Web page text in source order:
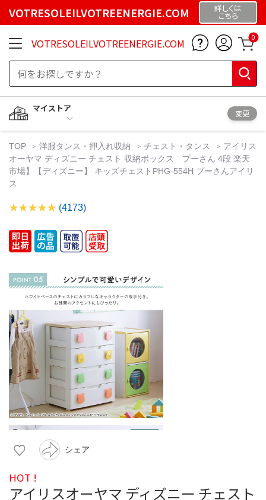
VOTRESOLEILVOTREENERGIE.COM 詳しくは
こちら
VOTRESOLEILVOTREENERGIE.COM 0
マイストア
変更
TOP 洋服タンス・押入れ収納 チェスト・タンス
アイリス
オーヤマ ディズニー チェスト 収納ボックス プーさん 4段 楽天
市場】【ディズニー】 キッズチェストPHG-554H プーさんアイリ
ス
(4173)
シェア
HOT !
アイリスオーヤマ ディズニー チェスト